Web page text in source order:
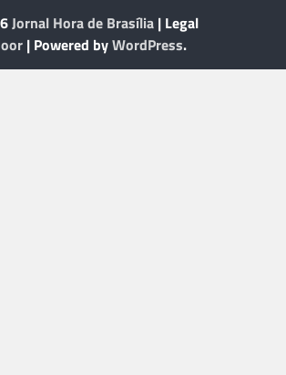
Jornal Hora de Brasília | Legal
| Powered byWordPress.